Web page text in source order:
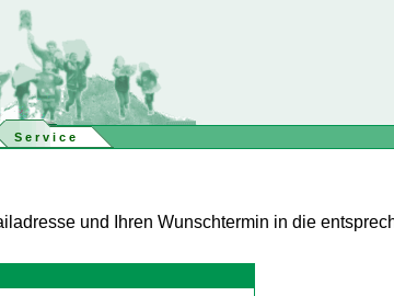
Service
und Ihren Wunschtermin in die